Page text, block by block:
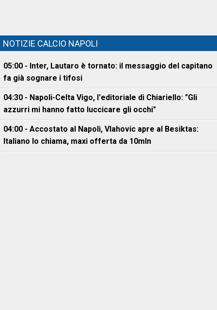
NOTIZIE CALCIO NAPOLI
05:00 - Inter, Lautaro è tornato: il messaggio del capitano
fa già sognare i tifosi
04:30 - Napoli-Celta Vigo, l'editoriale di Chiariello: "Gli
azzurri mi hanno fatto luccicare gli occhi"
04:00 - Accostato al Napoli, Vlahovic apre al Besiktas:
Italiano lo chiama, maxi offerta da 10mln